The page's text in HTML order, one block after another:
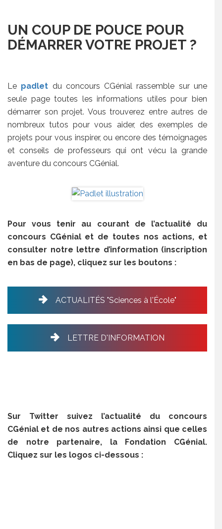
UN COUP DE POUCE POUR
DÉMARRER VOTRE PROJET ?
Le padlet du concours CGénial rassemble sur une
seule page toutes les informations utiles pour bien
démarrer son projet. Vous trouverez entre autres de
nombreux tutos pour vous aider, des exemples de
projets pour vous inspirer, ou encore des témoignages
et conseils de professeurs qui ont vécu la grande
aventure du concours CGénial.
Pour vous tenir au courant de l’actualité du
concours CGénial et de toutes nos actions, et
consulter notre lettre d’information (inscription
en bas de page), cliquez sur les boutons :
ACTUALITÉS "Sciences à l'École"
LETTRE D'INFORMATION
Sur Twitter suivez l’actualité du concours
CGénial et de nos autres actions ainsi que celles
de notre partenaire, la Fondation CGénial.
Cliquez sur les logos ci-dessous :